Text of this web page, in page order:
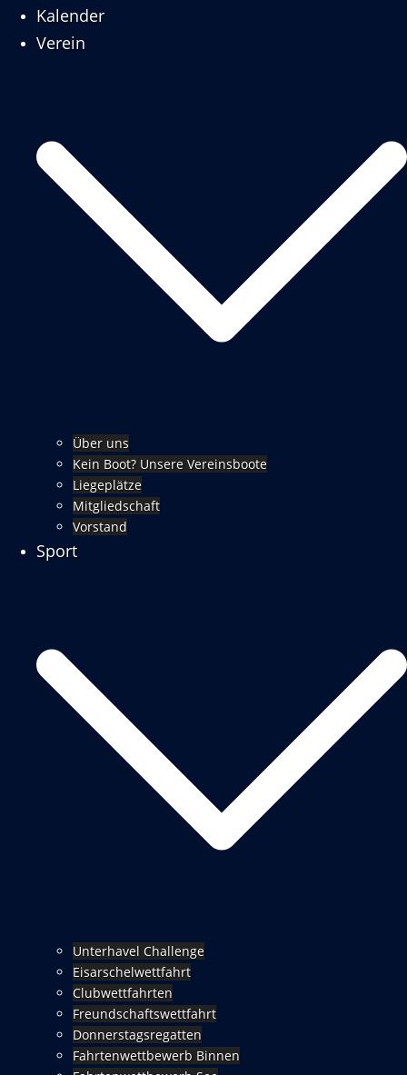
Kalender
Verein
Über uns
Kein Boot? Unsere Vereinsboote
Liegeplätze
Mitgliedschaft
Vorstand
Sport
Unterhavel Challenge
Eisarschelwettfahrt
Clubwettfahrten
Freundschaftswettfahrt
Donnerstagsregatten
Fahrtenwettbewerb Binnen